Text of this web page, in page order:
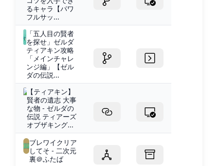
るキャラ【パワ
フルサッ...
「五人目の賢者
を探せ」ゼルダ
ティアキン攻略
「メインチャレ
ンジ編」【ゼル
ダの伝説...
【ティアキン】
賢者の遺志 大事
な物 - ゼルダの
伝説 ティアーズ
オブザキング...
ブレワイクリア
してそ - 二次元
裏＠ふたば